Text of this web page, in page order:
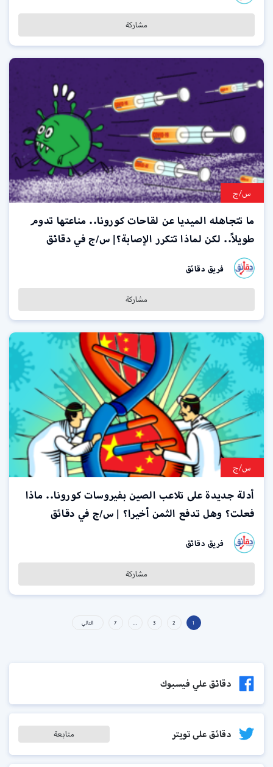
مشاركة
س/ج
ما تتجاهله الميديا عن لقاحات كورونا.. مناعتها تدوم
طويلاً.. لكن لماذا تتكرر الإصابة؟| س/ج في دقائق
فريق دقائق
مشاركة
س/ج
أدلة جديدة على تلاعب الصين بفيروسات كورونا.. ماذا
فعلت؟ وهل تدفع الثمن أخيرا؟ | س/ج في دقائق
فريق دقائق
مشاركة
1
2
3
…
7 التالي
دقائق علي فيسبوك
دقائق على تويتر متابعة